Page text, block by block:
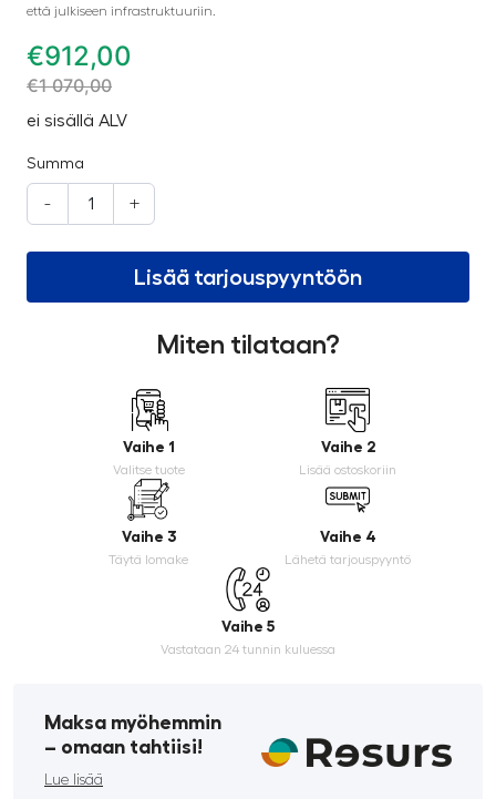
että julkiseen infrastruktuuriin.
€912,00
€1 070,00
ei sisällä ALV
Summa
- +
Lisää tarjouspyyntöön
Miten tilataan?
Vaihe 1
Valitse tuote
Vaihe 2
Lisää ostoskoriin
Vaihe 3
Täytä lomake
Vaihe 4
Lähetä tarjouspyyntö
Vaihe 5
Vastataan 24 tunnin kuluessa
Maksa myöhemmin
­– omaan tahtiisi!
Lue lisää